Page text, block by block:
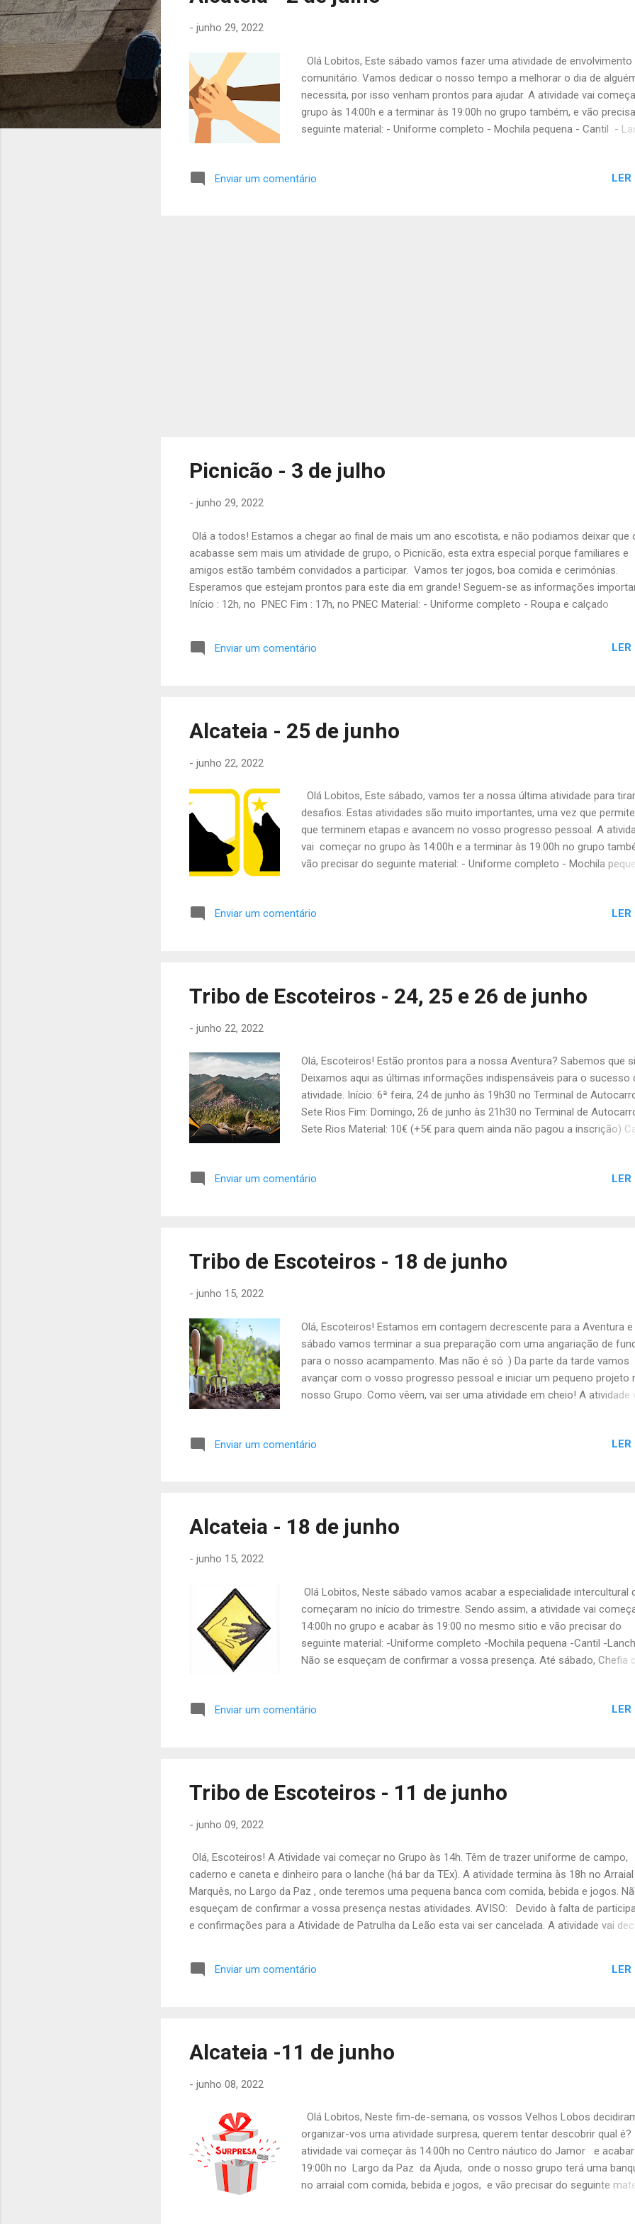
- junho 29, 2022
Olá Lobitos, Este sábado vamos fazer uma atividade de envolvimento
comunitário. Vamos dedicar o nosso tempo a melhorar o dia de
necessita, por isso venham prontos para ajudar. A atividade vai
grupo às 14:00h e a terminar às 19:00h no grupo também, e vão
seguinte material: - Uniforme completo - Mochila pequena - Cantil -
Chefia da Alcateia
Enviar um comentário LER
Picnicão - 3 de julho
- junho 29, 2022
Olá a todos! Estamos a chegar ao final de mais um ano escotista, e não podiamos deixar que
acabasse sem mais um atividade de grupo, o Picnicão, esta extra especial porque familiares e
amigos estão também convidados a participar. Vamos ter jogos, boa comida e cerimónias.
Esperamos que estejam prontos para este dia em grande! Seguem-se as informações
Início : 12h, no PNEC Fim : 17h, no PNEC Material: - Uniforme completo - Roupa e calçado
diminuir o nosso consumo de plástico) - Valor da inscrição (para quem ainda não pagou) -
da tabela abaixo: Andorinha + Diogo Leão Coca-cola (1.5L) + 7 up (1.5L) Escaravelho +
Enviar um comentário LER
Alcateia - 25 de junho
- junho 22, 2022
Olá Lobitos, Este sábado, vamos ter a nossa última atividade para tirar
desafios. Estas atividades são muito importantes, uma vez que
que terminem etapas e avancem no vosso progresso pessoal. A
vai começar no grupo às 14:00h e a terminar às 19:00h no grupo
vão precisar do seguinte material: - Uniforme completo - Mochila
em família, almoço e cerimónias, onde celebramos as conquistas de
com o seguinte preçário: Escoteiros: 3€ Crianças até aos 6 anos: 1€
e crianças maiores de 6 anos: 7€ Não se esqueçam de confirmar a
Enviar um comentário LER
Tribo de Escoteiros - 24, 25 e 26 de junho
- junho 22, 2022
Olá, Escoteiros! Estão prontos para a nossa Aventura? Sabemos que
Deixamos aqui as últimas informações indispensáveis para o sucesso
atividade. Início: 6ª feira, 24 de junho às 19h30 no Terminal de
Sete Rios Fim: Domingo, 26 de junho às 21h30 no Terminal de
Sete Rios Material: 10€ (+5€ para quem ainda não pagou a inscrição)
de Higiene Papel Higiénico Cantil Canivete ou Faca de Mato Lanterna
uma atividade de Grupo: o PICNICÃO! O Picnicão deste ano vai ser no
Enviar um comentário LER
Tribo de Escoteiros - 18 de junho
- junho 15, 2022
Olá, Escoteiros! Estamos em contagem decrescente para a Aventura
sábado vamos terminar a sua preparação com uma angariação de
para o nosso acampamento. Mas não é só :) Da parte da tarde vamos
avançar com o vosso progresso pessoal e iniciar um pequeno projeto
nosso Grupo. Como vêem, vai ser uma atividade em cheio! A atividade
de Campo + BP/Boné dos Escoteiros Colete Refletor Mochila Pequena
presença na atividade, pagando a primeira prestação da inscrição no
5€. Não se esqueçam de confirmar a vossa presença nesta atividade.
Enviar um comentário LER
Alcateia - 18 de junho
- junho 15, 2022
Olá Lobitos, Neste sábado vamos acabar a especialidade intercultural
começaram no início do trimestre. Sendo assim, a atividade vai
14:00h no grupo e acabar às 19:00 no mesmo sitio e vão precisar do
seguinte material: -Uniforme completo -Mochila pequena -Cantil -
Não se esqueçam de confirmar a vossa presença. Até sábado, Chefia
Enviar um comentário LER
Tribo de Escoteiros - 11 de junho
- junho 09, 2022
Olá, Escoteiros! A Atividade vai começar no Grupo às 14h. Têm de trazer uniforme de campo,
caderno e caneta e dinheiro para o lanche (há bar da TEx). A atividade termina às 18h no
Marquês, no Largo da Paz , onde teremos uma pequena banca com comida, bebida e jogos.
esqueçam de confirmar a vossa presença nestas atividades. AVISO: Devido à falta de
e confirmações para a Atividade de Patrulha da Leão esta vai ser cancelada. A atividade vai
Enviar um comentário LER
Alcateia -11 de junho
- junho 08, 2022
Olá Lobitos, Neste fim-de-semana, os vossos Velhos Lobos
organizar-vos uma atividade surpresa, querem tentar descobrir qual
atividade vai começar às 14:00h no Centro náutico do Jamor e
19:00h no Largo da Paz da Ajuda, onde o nosso grupo terá uma
no arraial com comida, bebida e jogos, e vão precisar do seguinte